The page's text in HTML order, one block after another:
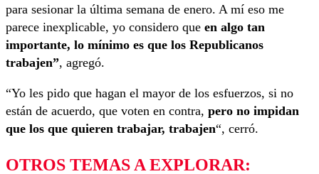
para sesionar la última semana de enero. A mí eso me
parece inexplicable, yo considero que en algo tan
importante, lo mínimo es que los Republicanos
trabajen”, agregó.
“Yo les pido que hagan el mayor de los esfuerzos, si no
están de acuerdo, que voten en contra, pero no impidan
que los que quieren trabajar, trabajen“, cerró.
OTROS TEMAS A EXPLORAR: